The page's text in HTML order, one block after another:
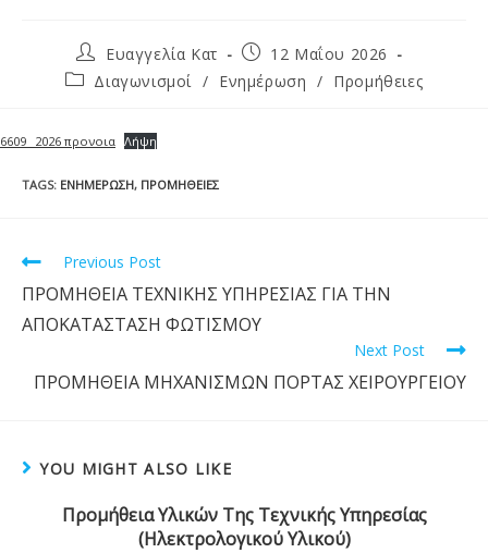
Ευαγγελία Κατ
12 Μαΐου 2026
Διαγωνισμοί / Ενημέρωση / Προμήθειες
6609 _2026 προνοια Λήψη
TAGS: ΕΝΗΜΈΡΩΣΗ, ΠΡΟΜΉΘΕΙΕΣ
Previous Post
ΠΡΟΜΗΘΕΙΑ ΤΕΧΝΙΚΗΣ ΥΠΗΡΕΣΙΑΣ ΓΙΑ ΤΗΝ
ΑΠΟΚΑΤΑΣΤΑΣΗ ΦΩΤΙΣΜΟΥ
Next Post
ΠΡΟΜΗΘΕΙΑ ΜΗΧΑΝΙΣΜΩΝ ΠΟΡΤΑΣ ΧΕΙΡΟΥΡΓΕΙΟΥ
YOU MIGHT ALSO LIKE
Προμήθεια Υλικών Της Τεχνικής Υπηρεσίας
(Ηλεκτρολογικού Υλικού)